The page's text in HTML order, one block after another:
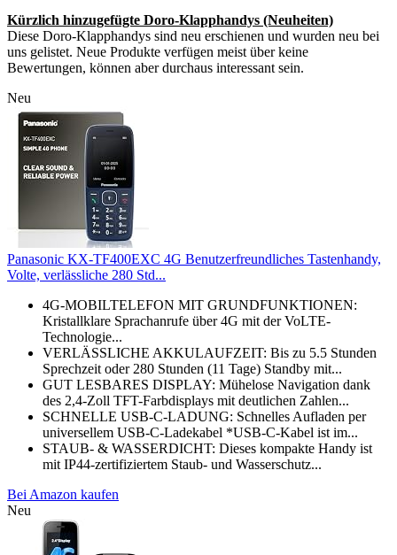
Kürzlich hinzugefügte Doro-Klapphandys (Neuheiten)
Diese Doro-Klapphandys sind neu erschienen und wurden neu bei
uns gelistet. Neue Produkte verfügen meist über keine
Bewertungen, können aber durchaus interessant sein.
Neu
Panasonic KX-TF400EXC 4G Benutzerfreundliches Tastenhandy,
Volte, verlässliche 280 Std...
4G-MOBILTELEFON MIT GRUNDFUNKTIONEN:
Kristallklare Sprachanrufe über 4G mit der VoLTE-
Technologie...
VERLÄSSLICHE AKKULAUFZEIT: Bis zu 5.5 Stunden
Sprechzeit oder 280 Stunden (11 Tage) Standby mit...
GUT LESBARES DISPLAY: Mühelose Navigation dank
des 2,4-Zoll TFT-Farbdisplays mit deutlichen Zahlen...
SCHNELLE USB-C-LADUNG: Schnelles Aufladen per
universellem USB-C-Ladekabel *USB-C-Kabel ist im...
STAUB- & WASSERDICHT: Dieses kompakte Handy ist
mit IP44-zertifiziertem Staub- und Wasserschutz...
Bei Amazon kaufen
Neu